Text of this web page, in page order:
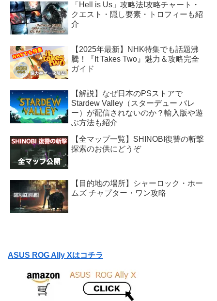
「Hell is Us」攻略法!攻略チャート・
クエスト・隠し要素・トロフィーも紹
介
【2025年最新】NHK特集でも話題沸
騰！『It Takes Two』魅力＆攻略完全
ガイド
【解説】なぜ日本のPSストアで
Stardew Valley（スターデュー バレ
ー）が配信されないのか？輸入版や遊
ぶ方法も紹介
【全マップ一覧】SHINOBI復讐の斬撃
探索のお供にどうぞ
【目的地の場所】シャーロック・ホー
ムズ チャプター・ワン攻略
ASUS ROG Ally Xはコチラ